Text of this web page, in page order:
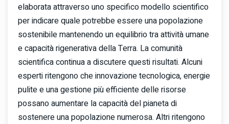
elaborata attraverso uno specifico modello scientifico
per indicare quale potrebbe essere una popolazione
sostenibile mantenendo un equilibrio tra attività umane
e capacità rigenerativa della Terra. La comunità
scientifica continua a discutere questi risultati. Alcuni
esperti ritengono che innovazione tecnologica, energie
pulite e una gestione più efficiente delle risorse
possano aumentare la capacità del pianeta di
sostenere una popolazione numerosa. Altri ritengono